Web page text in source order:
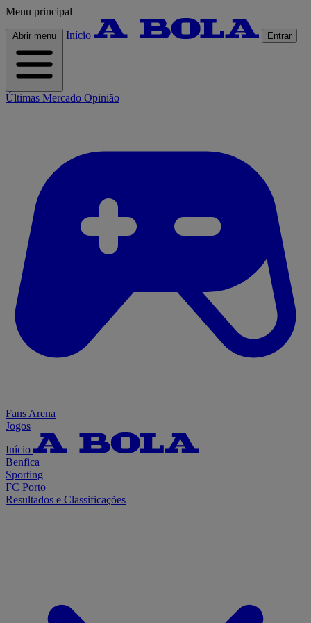
Menu principal
Abrir menu Início Entrar
Últimas Mercado Opinião
Fans Arena
Jogos
Início
Benfica
Sporting
FC Porto
Resultados e Classificações